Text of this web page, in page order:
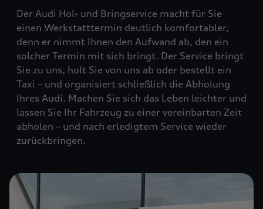
Der Audi Hol- und Bringservice macht für Sie
einen Werkstatttermin deutlich komfortabler,
denn er nimmt Ihnen den Aufwand ab, den ein
solcher Termin mit sich bringt. Der Service bringt
Sie zu uns, holt Sie von uns ab oder bestellt ein
Taxi – und organisiert schließlich die Abholung
Ihres Audi. Machen Sie sich das Leben leichter und
lassen Sie Ihr Fahrzeug zu einer vereinbarten Zeit
abholen – und nach erledigtem Service wieder
zurückbringen.